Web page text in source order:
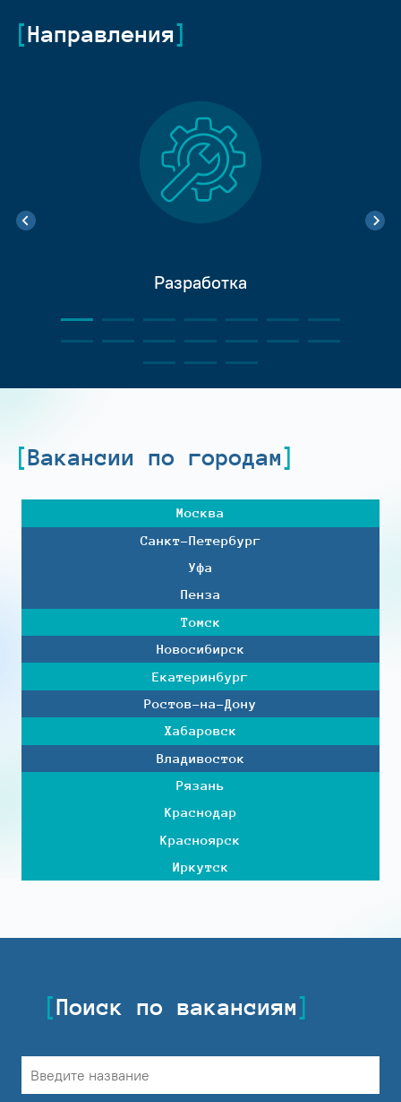
Направления
Разработка
Вакансии по городам
Москва
Санкт-Петербург
Уфа
Пенза
Томск
Новосибирск
Екатеринбург
Ростов-на-Дону
Хабаровск
Владивосток
Рязань
Краснодар
Красноярск
Иркутск
Поиск по вакансиям